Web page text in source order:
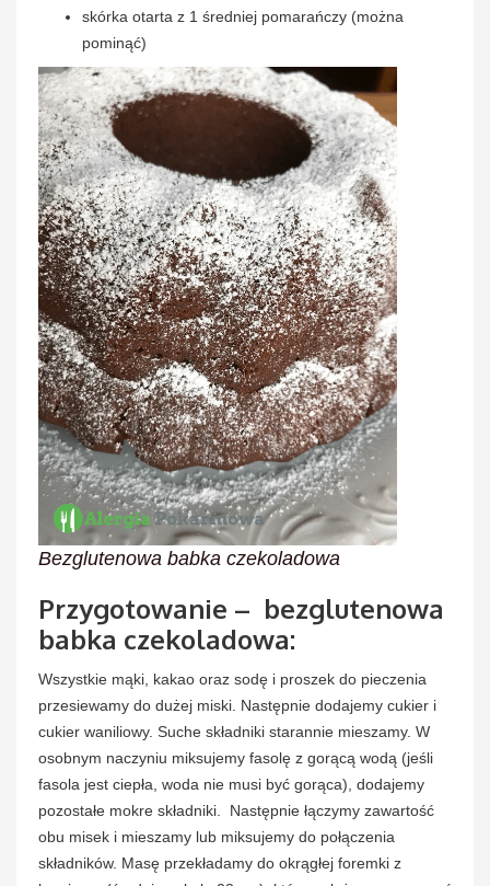
skórka otarta z 1 średniej pomarańczy (można
pominąć)
Bezglutenowa babka czekoladowa
Przygotowanie – bezglutenowa
babka czekoladowa:
Wszystkie mąki, kakao oraz sodę i proszek do pieczenia
przesiewamy do dużej miski. Następnie dodajemy cukier i
cukier waniliowy. Suche składniki starannie mieszamy. W
osobnym naczyniu miksujemy fasolę z gorącą wodą (jeśli
fasola jest ciepła, woda nie musi być gorąca), dodajemy
pozostałe mokre składniki. Następnie łączymy zawartość
obu misek i mieszamy lub miksujemy do połączenia
składników. Masę przekładamy do okrągłej foremki z